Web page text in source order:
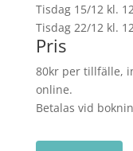
Tisdag 15/12 kl.
Tisdag 22/12 kl.
Pris
80kr per tillfälle,
online.
Betalas vid